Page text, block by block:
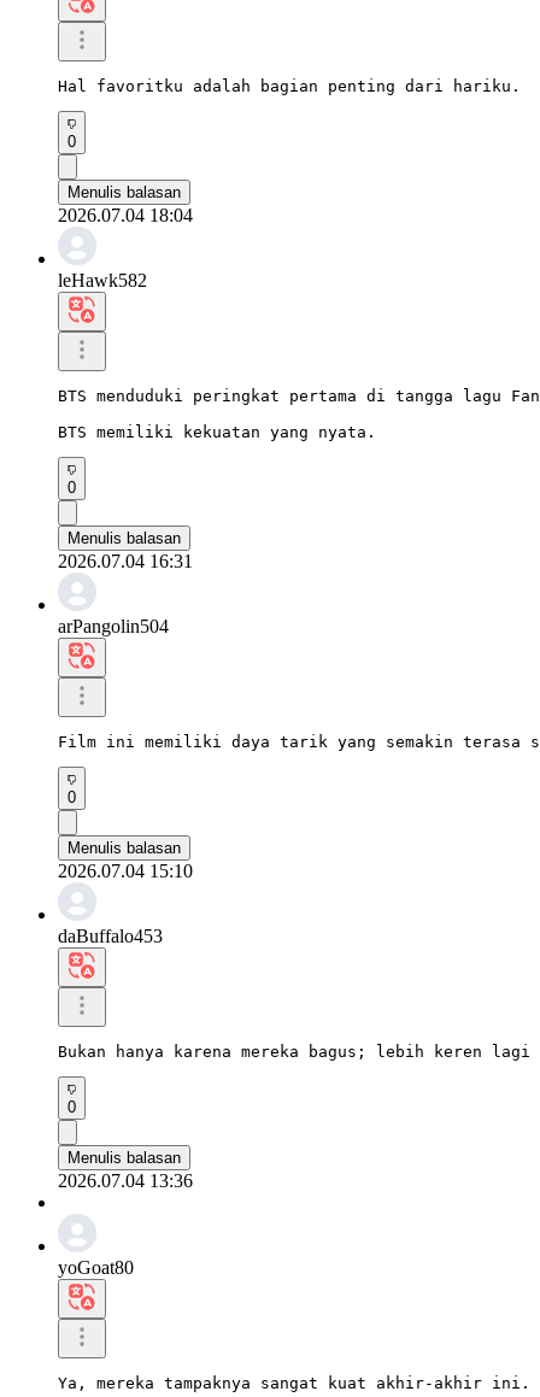
Hal favoritku adalah bagian penting dari hariku.
0
Menulis balasan
2026.07.04 18:04
leHawk582
BTS menduduki peringkat pertama di tangga lagu
BTS memiliki kekuatan yang nyata.
0
Menulis balasan
2026.07.04 16:31
arPangolin504
Film ini memiliki daya tarik yang semakin terasa
0
Menulis balasan
2026.07.04 15:10
daBuffalo453
Bukan hanya karena mereka bagus; lebih keren lagi
0
Menulis balasan
2026.07.04 13:36
yoGoat80
Ya, mereka tampaknya sangat kuat akhir-akhir ini.